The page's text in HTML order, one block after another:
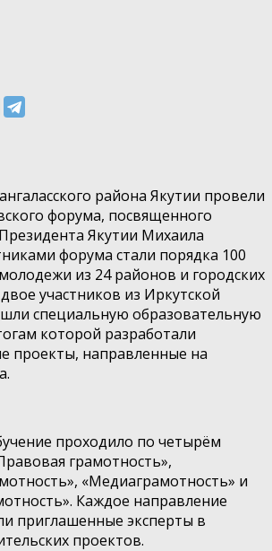
района Якутии провели
форума, посвященного
Якутии Михаила
форума стали порядка 100
из 24 районов и городских
участников из Иркутской
специальную образовательную
которой разработали
проекты, направленные на
проходило по четырём
грамотность»,
«Медиаграмотность» и
Каждое направление
приглашенные эксперты в
проектов.